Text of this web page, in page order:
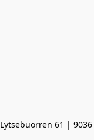
Lytsebuorren 61 |